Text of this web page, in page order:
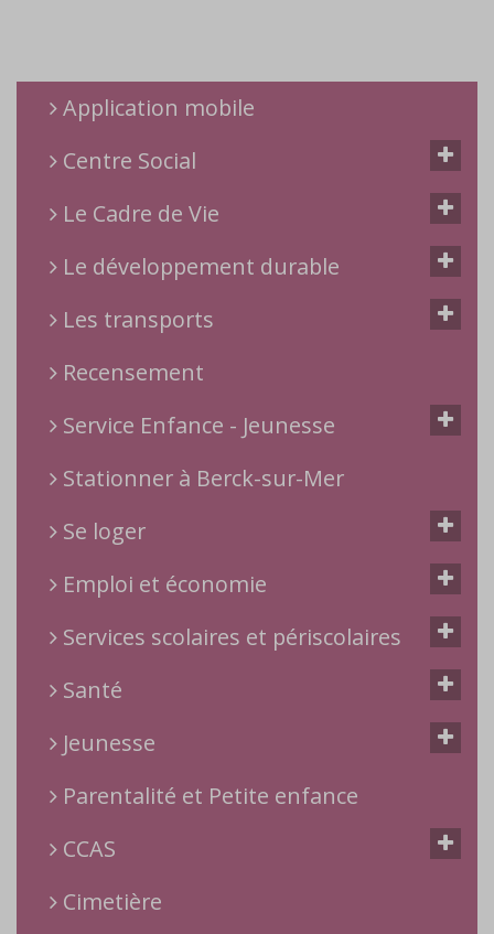
Application mobile
Centre Social
Le Cadre de Vie
Le développement durable
Les transports
Recensement
Service Enfance - Jeunesse
Stationner à Berck-sur-Mer
Se loger
Emploi et économie
Services scolaires et périscolaires
Santé
Jeunesse
Parentalité et Petite enfance
CCAS
Cimetière